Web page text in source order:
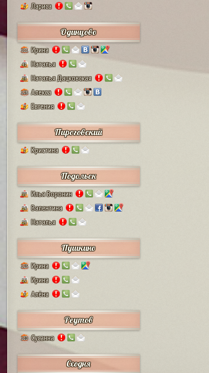
2 Лариса
Одинцово
111 Ирина
41 Наталья
25 Наталья Дацковская
128 Алекса
2 Евгения
Пироговский
1 Кристина
Подольск
37 Илья Воронин
14 Валентина
13 Наталья
Пушкино
125 Ирина
12 Ирина
4 Алёна
Реутов
110 Сусанна
Сходня